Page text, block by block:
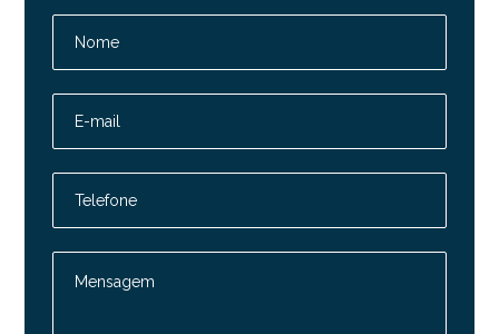
Nome
E-mail
Telefone
Mensagem